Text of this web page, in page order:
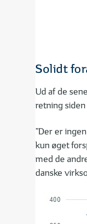
Solidt
Ud af de
retning
”Der er
kun øget
med de
danske